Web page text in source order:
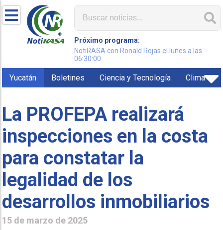
Próximo programa:
NotiRASA con Ronald Rojas el lunes a las
06:30:00
Yucatán Boletines Ciencia y Tecnología Clima
La PROFEPA realizará
inspecciones en la costa
para constatar la
legalidad de los
desarrollos inmobiliarios
15 de marzo de 2025